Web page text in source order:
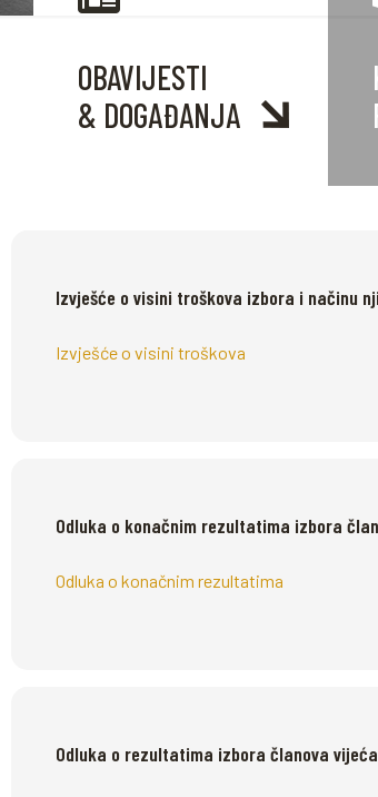
OBAVIJESTI
& DOGAĐANJA
Izvješće o visini troškova izbora i načinu
Izvješće o visini troškova
Odluka o konačnim rezultatima izbora
Odluka o konačnim rezultatima
Odluka o rezultatima izbora članova